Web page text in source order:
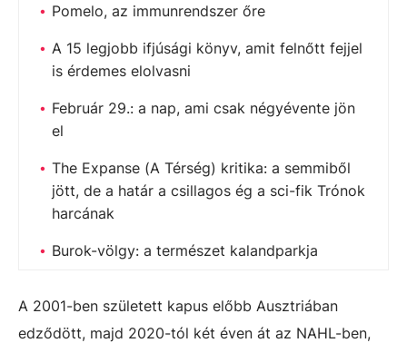
Pomelo, az immunrendszer őre
A 15 legjobb ifjúsági könyv, amit felnőtt fejjel
is érdemes elolvasni
Február 29.: a nap, ami csak négyévente jön
el
The Expanse (A Térség) kritika: a semmiből
jött, de a határ a csillagos ég a sci-fik Trónok
harcának
Burok-völgy: a természet kalandparkja
A 2001-ben született kapus előbb Ausztriában
edződött, majd 2020-tól két éven át az NAHL-ben,